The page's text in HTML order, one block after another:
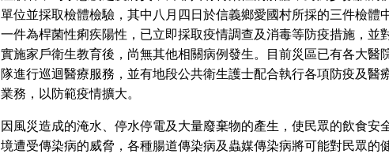
單位並採取檢體檢驗，其中八月四日於信義鄉愛國村所採的三件檢體
一件為桿菌性痢疾陽性，已立即採取疫情調查及消毒等防疫措施，並
實施家戶衛生教育後，尚無其他相關病例發生。目前災區已有各大醫
隊進行巡迴醫療服務，並有地段公共衛生護士配合執行各項防疫及醫
業務，以防範疫情擴大。
因風災造成的淹水、停水停電及大量廢棄物的產生，使民眾的飲食安
境遭受傳染病的威脅，各種腸道傳染病及蟲媒傳染病將可能對民眾的